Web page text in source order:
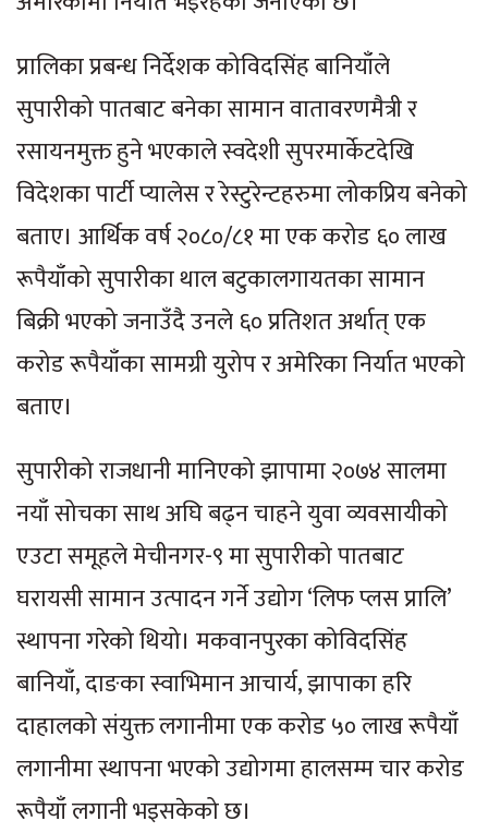
प्रालिका प्रबन्ध निर्देशक कोविदसिंह बानियाँले
सुपारीको पातबाट बनेका सामान वातावरणमैत्री र
रसायनमुक्त हुने भएकाले स्वदेशी सुपरमार्केटदेखि
विदेशका पार्टी प्यालेस र रेस्टुरेन्टहरुमा लोकप्रिय बनेको
बताए। आर्थिक वर्ष २०८०/८१ मा एक करोड ६० लाख
रूपैयाँको सुपारीका थाल बटुकालगायतका सामान
बिक्री भएको जनाउँदै उनले ६० प्रतिशत अर्थात् एक
करोड रूपैयाँका सामग्री युरोप र अमेरिका निर्यात भएको
बताए।
सुपारीको राजधानी मानिएको झापामा २०७४ सालमा
नयाँ सोचका साथ अघि बढ्न चाहने युवा व्यवसायीको
एउटा समूहले मेचीनगर-९ मा सुपारीको पातबाट
घरायसी सामान उत्पादन गर्ने उद्योग ‘लिफ प्लस प्रालि’
स्थापना गरेको थियो। मकवानपुरका कोविदसिंह
बानियाँ, दाङका स्वाभिमान आचार्य, झापाका हरि
दाहालको संयुक्त लगानीमा एक करोड ५० लाख रूपैयाँ
लगानीमा स्थापना भएको उद्योगमा हालसम्म चार करोड
रूपैयाँ लगानी भइसकेको छ।